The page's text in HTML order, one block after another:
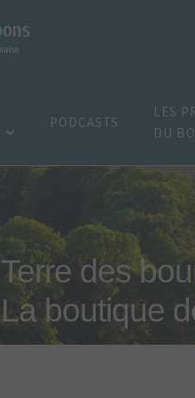
PODCASTS
LES
DU
Terre des
La boutique